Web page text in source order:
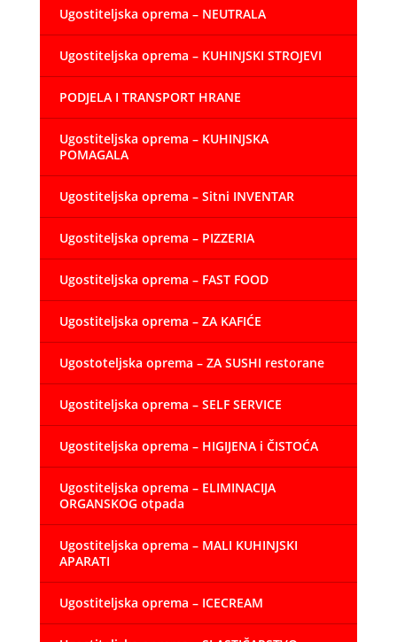
Ugostiteljska oprema – NEUTRALA
Ugostiteljska oprema – KUHINJSKI STROJEVI
PODJELA I TRANSPORT HRANE
Ugostiteljska oprema – KUHINJSKA
POMAGALA
Ugostiteljska oprema – Sitni INVENTAR
Ugostiteljska oprema – PIZZERIA
Ugostiteljska oprema – FAST FOOD
Ugostiteljska oprema – ZA KAFIĆE
Ugostoteljska oprema – ZA SUSHI restorane
Ugostiteljska oprema – SELF SERVICE
Ugostiteljska oprema – HIGIJENA i ČISTOĆA
Ugostiteljska oprema – ELIMINACIJA
ORGANSKOG otpada
Ugostiteljska oprema – MALI KUHINJSKI
APARATI
Ugostiteljska oprema – ICECREAM